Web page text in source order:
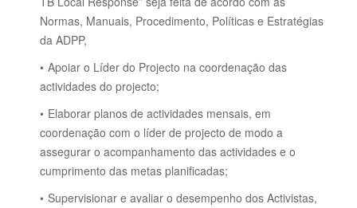
Normas, Manuais, Procedimento, Políticas e Estratégias
da ADPP,
Apoiar o Líder do Projecto na coordenação das
actividades do projecto;
Elaborar planos de actividades mensais, em
coordenação com o líder de projecto de modo a
assegurar o acompanhamento das actividades e o
cumprimento das metas planificadas;
Supervisionar e avaliar o desempenho dos Activistas,